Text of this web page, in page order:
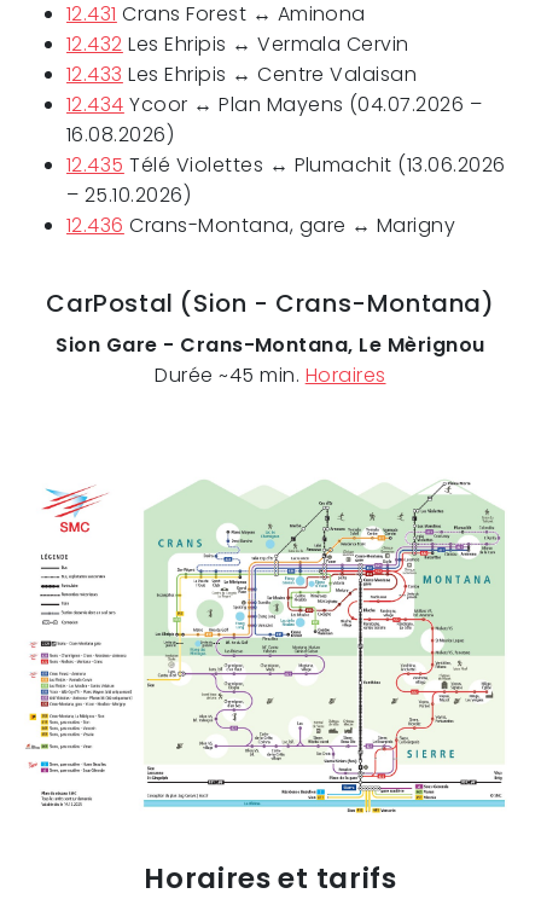
12.431 Crans Forest ↔ Aminona
12.432 Les Ehripis ↔ Vermala Cervin
12.433 Les Ehripis ↔ Centre Valaisan
12.434 Ycoor ↔ Plan Mayens (04.07.2026 –
16.08.2026)
12.435 Télé Violettes ↔ Plumachit (13.06.2026
– 25.10.2026)
12.436 Crans-Montana, gare ↔ Marigny
CarPostal (Sion - Crans-Montana)
Sion Gare - Crans-Montana, Le Mèrignou
Durée ~45 min. Horaires
Horaires et tarifs